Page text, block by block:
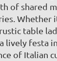
of shared
Whether
table
lively festa
of Italian